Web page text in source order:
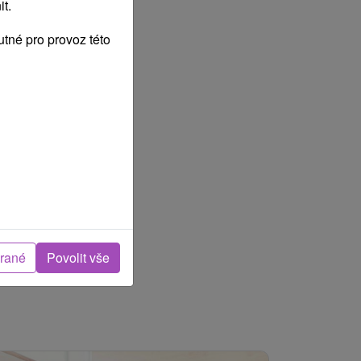
pro provoz této
Povolit vše